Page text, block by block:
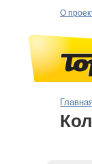
О